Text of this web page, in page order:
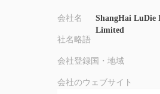
会社名
ShangHai LuDie
Limited
社名略語
会社登録国・地域
会社のウェブサイト